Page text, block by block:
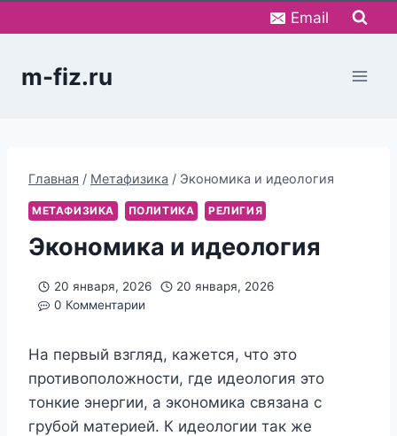
к
Email
m-fiz.ru
Главная / Метафизика / Экономика и идеология
МЕТАФИЗИКА ПОЛИТИКА РЕЛИГИЯ
Экономика и идеология
20 января, 2026
20 января, 2026
0 Комментарии
На первый взгляд, кажется, что это
противоположности, где идеология это
тонкие энергии, а экономика связана с
грубой материей. К идеологии так же